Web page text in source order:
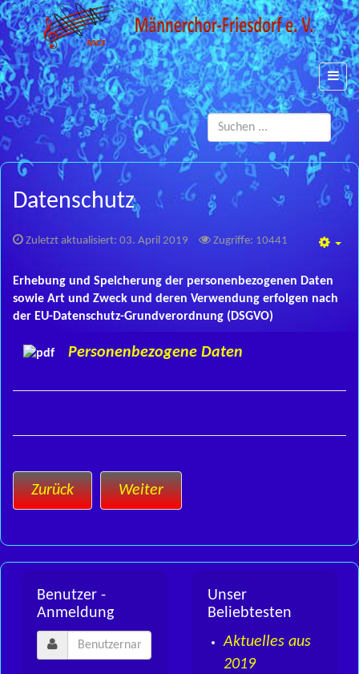
...
Datenschutz
Zuletzt aktualisiert: 03. April 2019 Zugriffe: 10441
Erhebung und Speicherung der personenbezogenen Daten
sowie Art und Zweck und deren Verwendung erfolgen nach
der EU-Datenschutz-Grundverordnung (DSGVO)
Personenbezogene Daten
Zurück Weiter
Benutzer -
Anmeldung
Unser
Beliebtesten
Aktuelles aus
2019